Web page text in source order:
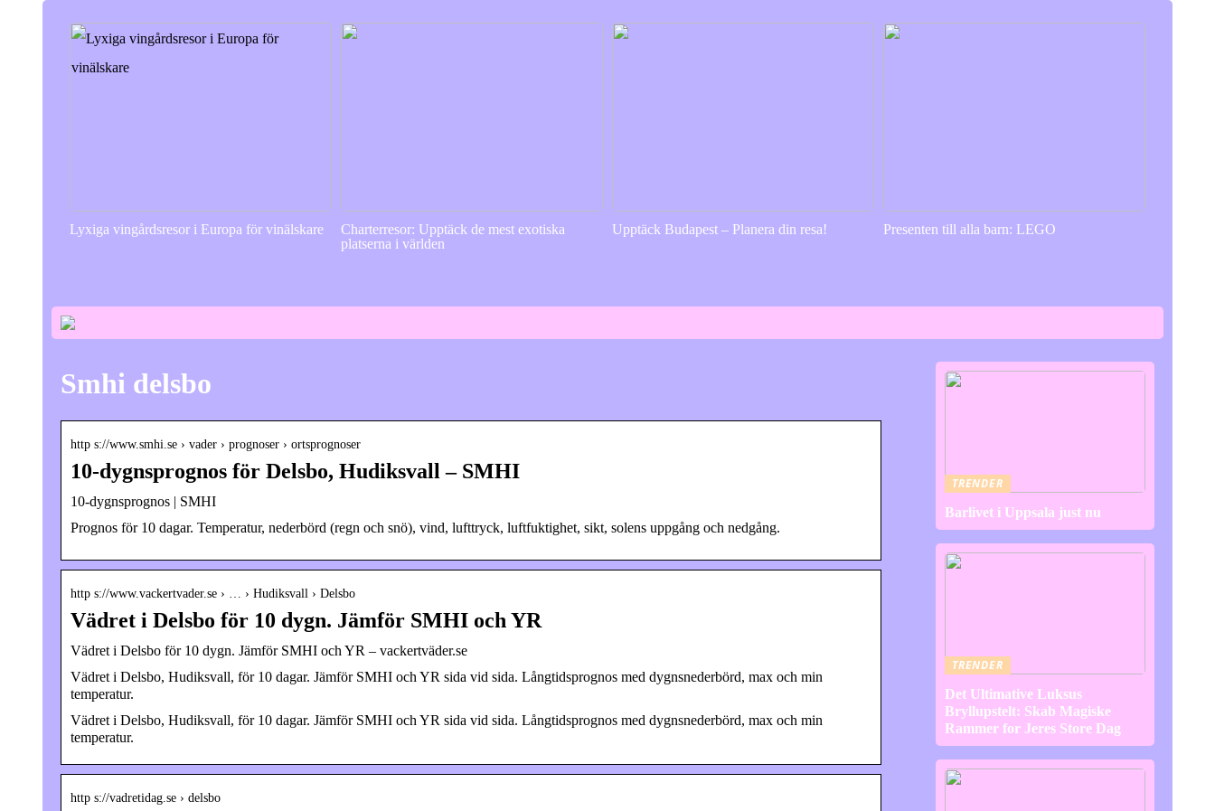
Lyxiga vingårdsresor i Europa för vinälskare
Charterresor: Upptäck de mest exotiska
platserna i världen
Upptäck Budapest – Planera din resa! Presenten till alla barn: LEGO
Smhi delsbo
http s://www.smhi.se › vader › prognoser › ortsprognoser
10-dygnsprognos för Delsbo, Hudiksvall – SMHI
10-dygnsprognos | SMHI
Prognos för 10 dagar. Temperatur, nederbörd (regn och snö), vind, lufttryck, luftfuktighet, sikt, solens uppgång och nedgång.
http s://www.vackertvader.se › … › Hudiksvall › Delsbo
Vädret i Delsbo för 10 dygn. Jämför SMHI och YR
Vädret i Delsbo för 10 dygn. Jämför SMHI och YR – vackertväder.se
Vädret i Delsbo, Hudiksvall, för 10 dagar. Jämför SMHI och YR sida vid sida. Långtidsprognos med dygnsnederbörd, max och min
temperatur.
Vädret i Delsbo, Hudiksvall, för 10 dagar. Jämför SMHI och YR sida vid sida. Långtidsprognos med dygnsnederbörd, max och min
temperatur.
http s://vadretidag.se › delsbo
TRENDER
Barlivet i Uppsala just nu
TRENDER
Det Ultimative Luksus
Bryllupstelt: Skab Magiske
Rammer for Jeres Store Dag